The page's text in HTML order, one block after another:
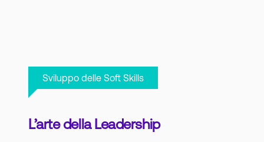
Sviluppo delle Soft Skills
L’arte della Leadership